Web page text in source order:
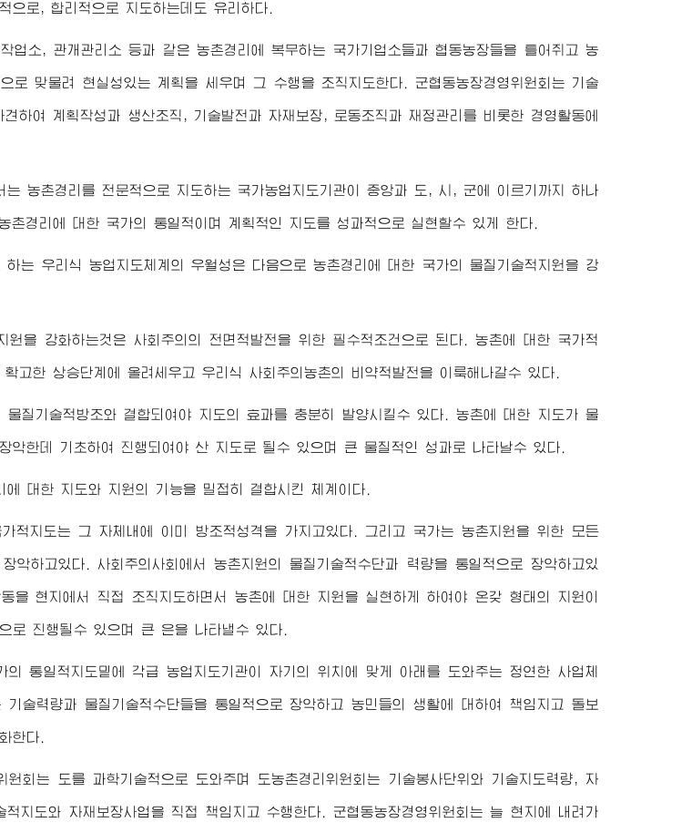
으로, 합리적으로 지도하는데도 유리하다.
업소, 관개관리소 등과 같은 농촌경리에 복무하는 국가기업소들과 협동농장들을 틀어쥐고 농
로 맞물려 현실성있는 계획을 세우며 그 수행을 조직지도한다. 군협동농장경영위원회는 기술
하여 계획작성과 생산조직, 기술발전과 자재보장, 로동조직과 재정관리를 비롯한 경영활동에
는 농촌경리를 전문적으로 지도하는 국가농업지도기관이 중앙과 도, 시, 군에 이르기까지 하나
촌경리에 대한 국가의 통일적이며 계획적인 지도를 성과적으로 실현할수 있게 한다.
하는 우리식 농업지도체계의 우월성은 다음으로 농촌경리에 대한 국가의 물질기술적지원을 강
원을 강화하는것은 사회주의의 전면적발전을 위한 필수적조건으로 된다. 농촌에 대한 국가적
고한 상승단계에 올려세우고 우리식 사회주의농촌의 비약적발전을 이룩해나갈수 있다.
질기술적방조와 결합되여야 지도의 효과를 충분히 발양시킬수 있다. 농촌에 대한 지도가 물
악한데 기초하여 진행되여야 산 지도로 될수 있으며 큰 물질적인 성과로 나타날수 있다.
에 대한 지도와 지원의 기능을 밀접히 결합시킨 체계이다.
적지도는 그 자체내에 이미 방조적성격을 가지고있다. 그리고 국가는 농촌지원을 위한 모든
악하고있다. 사회주의사회에서 농촌지원의 물질기술적수단과 력량을 통일적으로 장악하고있
을 현지에서 직접 조직지도하면서 농촌에 대한 지원을 실현하게 하여야 온갖 형태의 지원이
로 진행될수 있으며 큰 은을 나타낼수 있다.
의 통일적지도밑에 각급 농업지도기관이 자기의 위치에 맞게 아래를 도와주는 정연한 사업체
술력량과 물질기술적수단들을 통일적으로 장악하고 농민들의 생활에 대하여 책임지고 돌보
한다.
원회는 도를 과학기술적으로 도와주며 도농촌경리위원회는 기술봉사단위와 기술지도력량, 자
지도와 자재보장사업을 직접 책임지고 수행한다. 군협동농장경영위원회는 늘 현지에 내려가